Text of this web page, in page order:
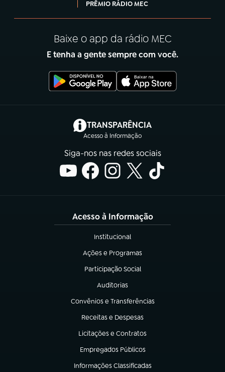
PRÊMIO RÁDIO MEC
Baixe o app da rádio MEC
E tenha a gente sempre com você.
TRANSPARÊNCIA
Acesso à Informação
(abre em nova aba)
Siga-nos nas redes sociais
Acesso à Informação
Institucional
(abre em nova aba)
Ações e Programas
(abre em nova aba)
Participação Social
(abre em nova aba)
Auditorias
(abre em nova aba)
Convênios e Transferências
(abre em nova aba)
Receitas e Despesas
(abre em nova aba)
Licitações e Contratos
(abre em nova aba)
Empregados Públicos
(abre em nova aba)
Informações Classificadas
(abre em nova aba)